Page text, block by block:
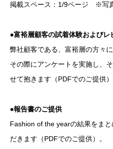
掲載スペース：1/9ページ ※写
●富裕層顧客の試着体験およびレ
弊社顧客である、富裕層の方々
その際にアンケートを実施し、
せて抱きます（PDFでのご提供）
●報告書のご提供
Fashion of the yearの結果をま
だきます（PDFでのご提供）。